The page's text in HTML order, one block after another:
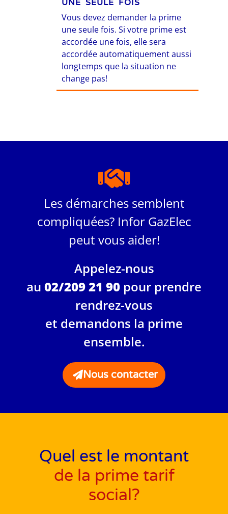
UNE SEULE FOIS
Vous devez demander la prime
une seule fois. Si votre prime est
accordée une fois, elle sera
accordée automatiquement aussi
longtemps que la situation ne
change pas!
Les démarches semblent
compliquées? Infor GazElec
peut vous aider!
Appelez-nous
au 02/209 21 90 pour prendre
rendrez-vous
et demandons la prime
ensemble.
Nous contacter
Quel est le montant
de la prime tarif
social?